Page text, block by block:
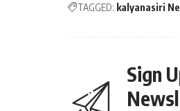
TAGGED: kalyanasiri
Sign